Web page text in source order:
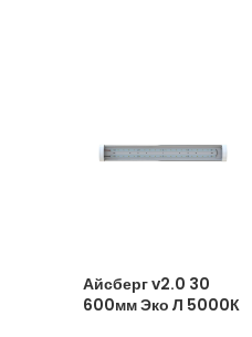
Айсберг v2.0 30
600мм Эко Л 5000К